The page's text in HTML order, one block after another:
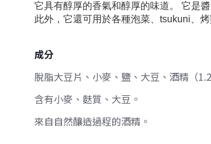
它具有醇厚的香氣和醇厚的味道。 它是
此外，它還可用於各種泡菜、tsukuni、
成分
脫脂大豆片、小麥、鹽、大豆、酒精（
含有小麥、麩質、大豆。
來自自然釀造過程的酒精。